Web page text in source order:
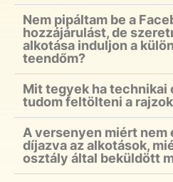
Nem pipáltam be a
hozzájárulást, de
alkotása induljon a
teendőm?
Mit tegyek ha technikai
tudom feltölteni a
A versenyen miért
díjazva az alkotások,
osztály által beküldött